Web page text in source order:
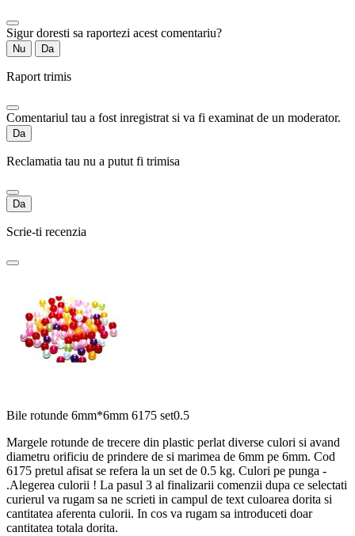
Sigur doresti sa raportezi acest comentariu?
Nu Da
Raport trimis
Comentariul tau a fost inregistrat si va fi examinat de un moderator.
Da
Reclamatia tau nu a putut fi trimisa
Da
Scrie-ti recenzia
Bile rotunde 6mm*6mm 6175 set0.5
Margele rotunde de trecere din plastic perlat diverse culori si avand
diametru orificiu de prindere de si marimea de 6mm pe 6mm. Cod
6175 pretul afisat se refera la un set de 0.5 kg. Culori pe punga -
.Alegerea culorii ! La pasul 3 al finalizarii comenzii dupa ce selectati
curierul va rugam sa ne scrieti in campul de text culoarea dorita si
cantitatea aferenta culorii. In cos va rugam sa introduceti doar
cantitatea totala dorita.